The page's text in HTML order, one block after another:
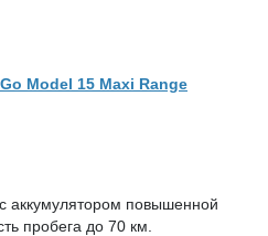
Model 15 Maxi Range
аккумулятором повышенной
пробега до 70 км.